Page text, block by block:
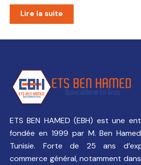
Lire la suite
ETS BEN HAMED (EBH) est une
fondée en 1999 par M. Ben
Tunisie. Forte de 25 ans
commerce général, notamment